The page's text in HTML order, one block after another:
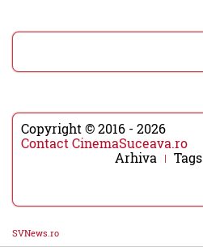
Copyright © 2016 - 2026
Contact CinemaSuceava.ro
Arhiva
Tags
SVNews.ro